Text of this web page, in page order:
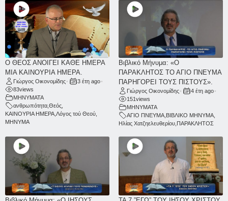
Ο ΘΕΟΣ ΑΝΟΙΓΕΙ ΚΑΘΕ ΗΜΕΡΑ
ΜΙΑ ΚΑΙΝΟΥΡΙΑ ΗΜΕΡΑ.
Γιώργος Οικονομίδης• 3 έτη ago•
83views
ΜΗΝΥΜΑΤΑ
ανθρωπότητα Θεός
ΚΑΙΝΟΥΡΙΑ ΗΜΕΡΑ Λόγος τού Θεού
ΜΗΝΥΜΑ
Βιβλικό Μήνυμα: «Ο
ΠΑΡΑΚΛΗΤΟΣ ΤΟ ΑΓΙΟ ΠΝΕΥΜΑ
ΠΑΡΗΓΟΡΕΙ ΤΟΥΣ ΠΙΣΤΟΥΣ».
Γιώργος Οικονομίδης• 4 έτη ago•
151 views
ΜΗΝΥΜΑΤΑ
ΑΓΙΟ ΠΝΕΥΜΑ ΒΙΒΛΙΚΟ ΜΗΝΥΜΑ
Ηλίας Χατζηελευθερίου ΠΑΡΑΚΛΗΤΟΣ